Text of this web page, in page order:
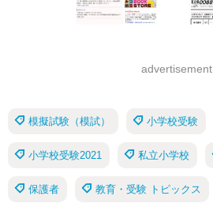
advertisement
模擬試験（模試） 小学校受験
小学校受験2021 私立小学校
保護者 教育・受験 トピックス